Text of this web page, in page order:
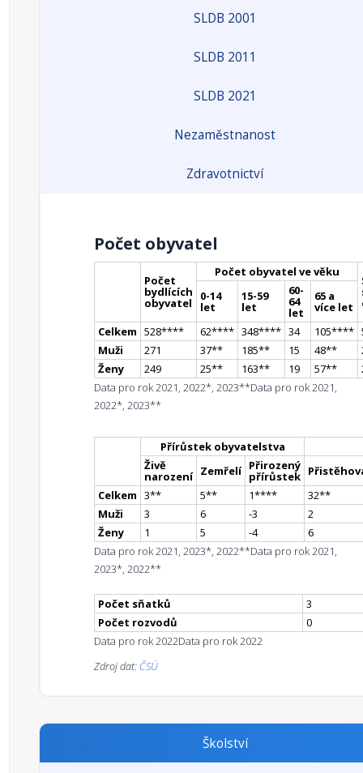
SLDB 2001
SLDB 2011
SLDB 2021
Nezaměstnanost
Zdravotnictví
Počet obyvatel
Počet
bydlících
obyvatel
Počet obyvatel ve věku
0-14
let
15-59
let
60-
64
let
65 a
více let
Celkem 528**** 62**** 348**** 34 105****
Muži
271 37** 185** 15 48**
Ženy
249 25** 163** 19 57**
Data pro rok 2021, 2022*, 2023**Data pro rok 2021,
2022*, 2023**
Přírůstek obyvatelstva
Živě
narození Zemřelí Přirozený
přírůstek
Celkem 3** 5** 1**** 32**
Muži
3 6 -3
2
Ženy
1 5 -4
6
Data pro rok 2021, 2023*, 2022**Data pro rok 2021,
2023*, 2022**
Počet sňatků
3
Počet rozvodů
0
Data pro rok 2022Data pro rok 2022
Zdroj dat: ČSÚ
Školství